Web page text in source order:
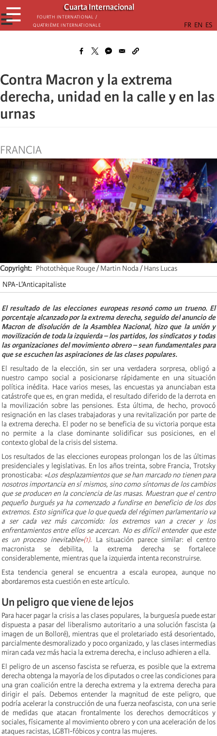
Skip
to
main
Cuarta Internacional
Fourth International /
Quatrième internationale
☰
☰
Contra Macron y la extrema
derecha, unidad en la calle y en las
urnas
FRANCIA
Copyright
Photothèque Rouge / Martin Noda / Hans Lucas
NPA-L'Anticapitaliste
El resultado de las elecciones europeas resonó como un trueno. El
porcentaje alcanzado por la extrema derecha, seguido del anuncio de
Macron de disolución de la Asamblea Nacional, hizo que la unión y
movilización de toda la izquierda – los partidos, los sindicatos y todas
las organizaciones del movimiento obrero – sean fundamentales para
que se escuchen las aspiraciones de las clases populares.
El resultado de la elección, sin ser una verdadera sorpresa, obligó a
nuestro campo social a posicionarse rápidamente en una situación
política inédita. Hace varios meses, las encuestas ya anunciaban esta
catástrofe que es, en gran medida, el resultado diferido de la derrota en
la movilización sobre las pensiones. Esta última, de hecho, provocó
resignación en las clases trabajadoras y una revitalización por parte de
la extrema derecha. El poder no se beneficia de su victoria porque esta
no permite a la clase dominante solidificar sus posiciones, en el
contexto global de la crisis del sistema.
Los resultados de las elecciones europeas prolongan los de las últimas
presidenciales y legislativas. En los años treinta, sobre Francia, Trotsky
pronosticaba: «Los desplazamientos que se han marcado no tienen para
nosotros importancia en sí mismos, sino como síntomas de los cambios
que se producen en la conciencia de las masas. Muestran que el centro
pequeño burgués ya ha comenzado a fundirse en beneficio de los dos
extremos. Esto significa que lo que queda del régimen parlamentario va
a ser cada vez más carcomido: los extremos van a crecer y los
enfrentamientos entre ellos se acercan. No es difícil entender que este
es un proceso inevitable»(1). La situación parece similar: el centro
macronista se debilita, la extrema derecha se fortalece
considerablemente, mientras que la izquierda intenta reconstruirse.
Esta tendencia general se encuentra a escala europea, aunque no
abordaremos esta cuestión en este artículo.
Un peligro que viene de lejos
Para hacer pagar la crisis a las clases populares, la burguesía puede estar
dispuesta a pasar del liberalismo autoritario a una solución fascista (a
imagen de un Bolloré), mientras que el proletariado está desorientado,
parcialmente desmoralizado y poco organizado, y las clases intermedias
miran cada vez más hacia la extrema derecha, e incluso adhieren a ella.
El peligro de un ascenso fascista se refuerza, es posible que la extrema
derecha obtenga la mayoría de los diputados o cree las condiciones para
una gran coalición entre la derecha extrema y la extrema derecha para
dirigir el país. Debemos entender la magnitud de este peligro, que
podría acelerar la construcción de una fuerza neofascista, con una serie
de medidas que atacan frontalmente los derechos democráticos y
sociales, físicamente al movimiento obrero y con una aceleración de los
ataques racistas, LGBTI-fóbicos y contra las mujeres.